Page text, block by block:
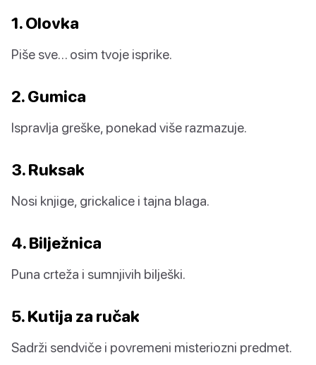
1. Olovka
Piše sve… osim tvoje isprike.
2. Gumica
Ispravlja greške, ponekad više razmazuje.
3. Ruksak
Nosi knjige, grickalice i tajna blaga.
4. Bilježnica
Puna crteža i sumnjivih bilješki.
5. Kutija za ručak
Sadrži sendviče i povremeni misteriozni predmet.